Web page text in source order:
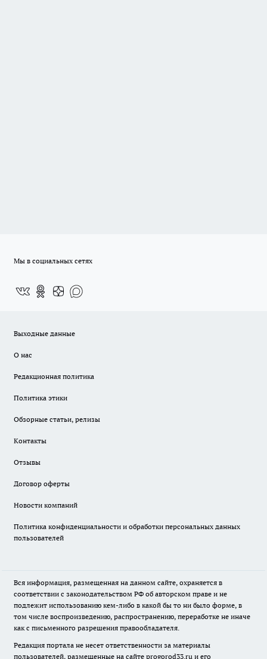
Мы в социальных сетях
Выходные данные
О нас
Редакционная политика
Политика этики
Обзорные статьи, релизы
Контакты
Отзывы
Договор оферты
Новости компаний
Политика конфиденциальности и обработки персональных данных
пользователей
Вся информация, размещенная на данном сайте, охраняется в
соответствии с законодательством РФ об авторском праве и не
подлежит использованию кем-либо в какой бы то ни было форме, в
том числе воспроизведению, распространению, переработке не иначе
как с письменного разрешения правообладателя.
Редакция портала не несет ответственности за материалы
пользователей, размещенные на сайте progorod33.ru и его